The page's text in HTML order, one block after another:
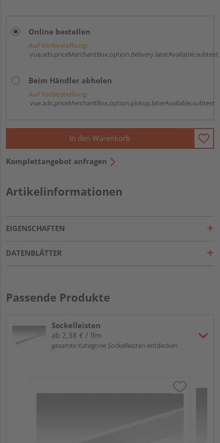
Online bestellen
Auf Vorbestellung:
vue.ads.priceMerchantBox.option.delivery.laterAvailable.subtext
Beim Händler abholen
Auf Vorbestellung:
vue.ads.priceMerchantBox.option.pickup.laterAvailable.subtext
In den Warenkorb
Komplettangebot anfragen
Artikelinformationen
EIGENSCHAFTEN
DATENBLÄTTER
Passende Produkte
Sockelleisten
ab 2,38 € / lfm
gesamte Kategorie Sockelleisten entdecken